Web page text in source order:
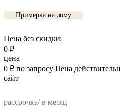
Примерка на дому
Цена без скидки:
0 ₽
цена
0 ₽ по запросу Цена
сайт
рассрочка/ в месяц